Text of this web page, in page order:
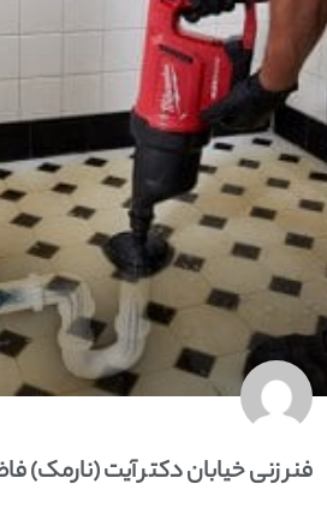
فنر زنی خیابان دکتر آیت (نارمک)